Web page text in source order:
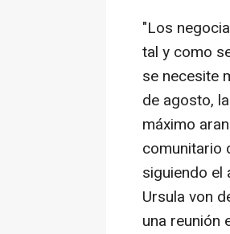
"Los
tal y como
se necesite
de agosto,
máximo
comunitario
siguiendo el
Ursula von
una reunión